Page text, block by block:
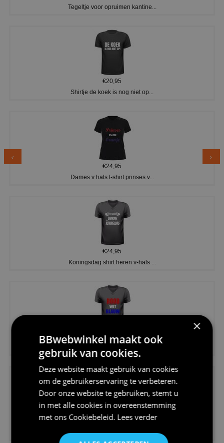
Tegeltje voor opruimen kantine...
€20,95
Shirtje de koek is nog niet op...
€24,95
Dames v hals t-shirt prinses v...
€24,95
Koningsdag shirt heren v-hals ...
€24,95
V-hals shirt rood wit blauw st...
€24,95
I love korfbal t-shirt sport s...
×
BBwebwinkel maakt ook
gebruik van cookies.
Deze website maakt gebruik van cookies
om de gebruikerservaring te verbeteren.
Door onze website te gebruiken, stemt u
in met alle cookies in overeenstemming
met ons Cookiebeleid. Lees verder